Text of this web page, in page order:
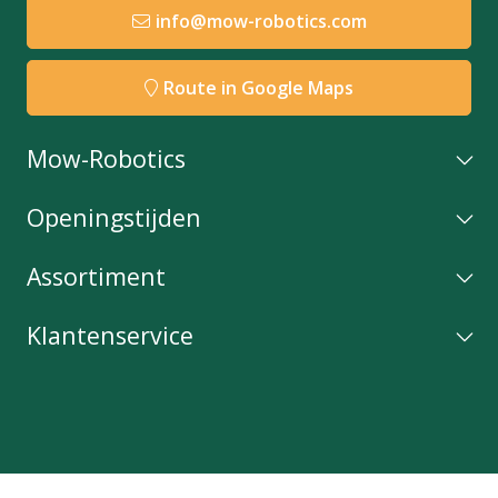
info@mow-robotics.com
Route in Google Maps
Mow-Robotics
Openingstijden
Assortiment
Klantenservice